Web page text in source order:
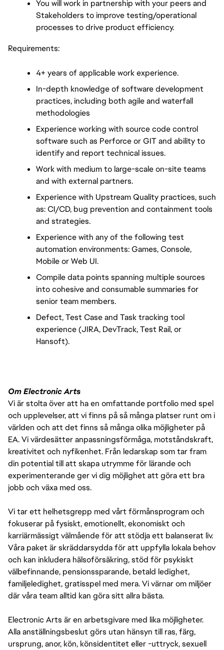
You will work in partnership with your peers and
Stakeholders to improve testing/operational
processes to drive product efficiency.
Requirements:
4+ years of applicable work experience.
In-depth knowledge of software development
practices, including both agile and waterfall
methodologies
Experience working with source code control
software such as Perforce or GIT and ability to
identify and report technical issues.
Work with medium to large-scale on-site teams
and with external partners.
Experience with Upstream Quality practices, such
as: CI/CD, bug prevention and containment tools
and strategies.
Experience with any of the following test
automation environments: Games, Console,
Mobile or Web UI.
Compile data points spanning multiple sources
into cohesive and consumable summaries for
senior team members.
Defect, Test Case and Task tracking tool
experience (JIRA, DevTrack, Test Rail, or
Hansoft).
Om Electronic Arts
Vi är stolta över att ha en omfattande portfolio med spel
och upplevelser, att vi finns på så många platser runt om i
världen och att det finns så många olika möjligheter på
EA. Vi värdesätter anpassningsförmåga, motståndskraft,
kreativitet och nyfikenhet. Från ledarskap som tar fram
din potential till att skapa utrymme för lärande och
experimenterande ger vi dig möjlighet att göra ett bra
jobb och växa med oss.
Vi tar ett helhetsgrepp med vårt förmånsprogram och
fokuserar på fysiskt, emotionellt, ekonomiskt och
karriärmässigt välmående för att stödja ett balanserat liv.
Våra paket är skräddarsydda för att uppfylla lokala behov
och kan inkludera hälsoförsäkring, stöd för psykiskt
välbefinnande, pensionssparande, betald ledighet,
familjeledighet, gratisspel med mera. Vi värnar om miljöer
där våra team alltid kan göra sitt allra bästa.
Electronic Arts är en arbetsgivare med lika möjligheter.
Alla anställningsbeslut görs utan hänsyn till ras, färg,
ursprung, anor, kön, könsidentitet eller -uttryck, sexuell